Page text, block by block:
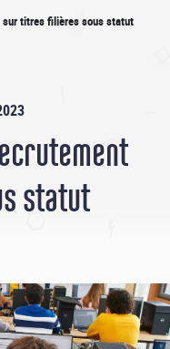
titres filières sous statut
statut